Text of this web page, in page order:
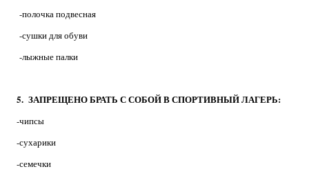
-полочка подвесная
-сушки для обуви
-лыжные палки
5. ЗАПРЕЩЕНО БРАТЬ С СОБОЙ В СПОРТИВНЫЙЛАГЕРЬ:
-чипсы
-сухарики
-семечки